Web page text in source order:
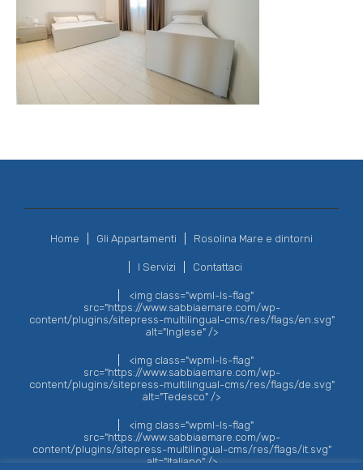
Home Gli Appartamenti Rosolina Mare e dintorni
I Servizi Contattaci
<img class="wpml-ls-flag"
src="https://www.sabbiaemare.com/wp-
content/plugins/sitepress-multilingual-cms/res/flags/en.svg"
alt="Inglese" />
<img class="wpml-ls-flag"
src="https://www.sabbiaemare.com/wp-
content/plugins/sitepress-multilingual-cms/res/flags/de.svg"
alt="Tedesco" />
<img class="wpml-ls-flag"
src="https://www.sabbiaemare.com/wp-
content/plugins/sitepress-multilingual-cms/res/flags/it.svg"
alt="Italiano" />